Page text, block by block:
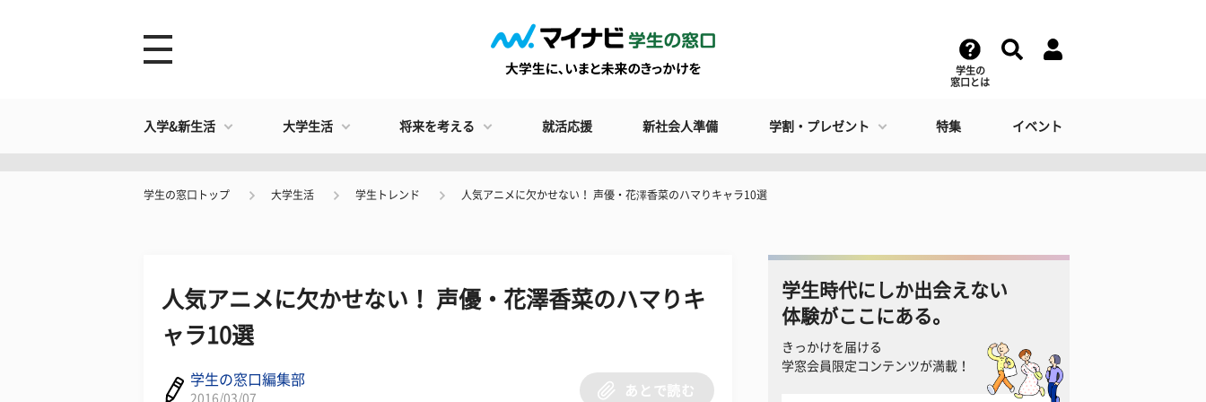
学生の
窓口とは
入学&新生活 大学生活 将来を考える 就活応援 新社会人準備 学割・プレゼント 特集 イベント
学生の窓口トップ 大学生活 学生トレンド 人気アニメに欠かせない！ 声優・花澤香菜のハマりキャラ10選
人気アニメに欠かせない！ 声優・花澤香菜のハマりキ
ャラ10選
学生の窓口編集部
2016/03/07
あとで読む
学生時代にしか出会えない
体験がここにある。
きっかけを届ける
学窓会員限定コンテンツが満載！